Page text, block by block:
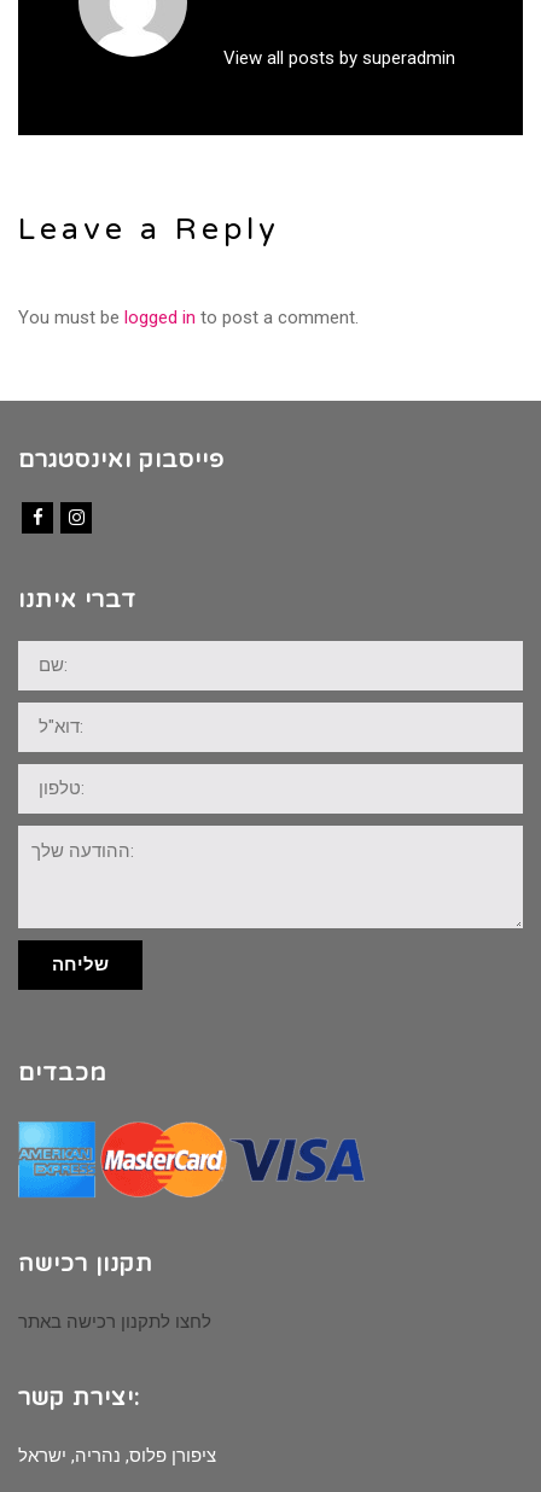
View all posts by superadmin
Leave a Reply
You must be logged in to post a comment.
פייסבוק ואינסטגרם
דברי איתנו
שם:
דוא"ל:
טלפון:
ההודעה
שלך:
שליחה
מכבדים
תקנון רכישה
לחצו לתקנון רכישה באתר
יצירת קשר:
ציפורן פלוס, נהריה, ישראל